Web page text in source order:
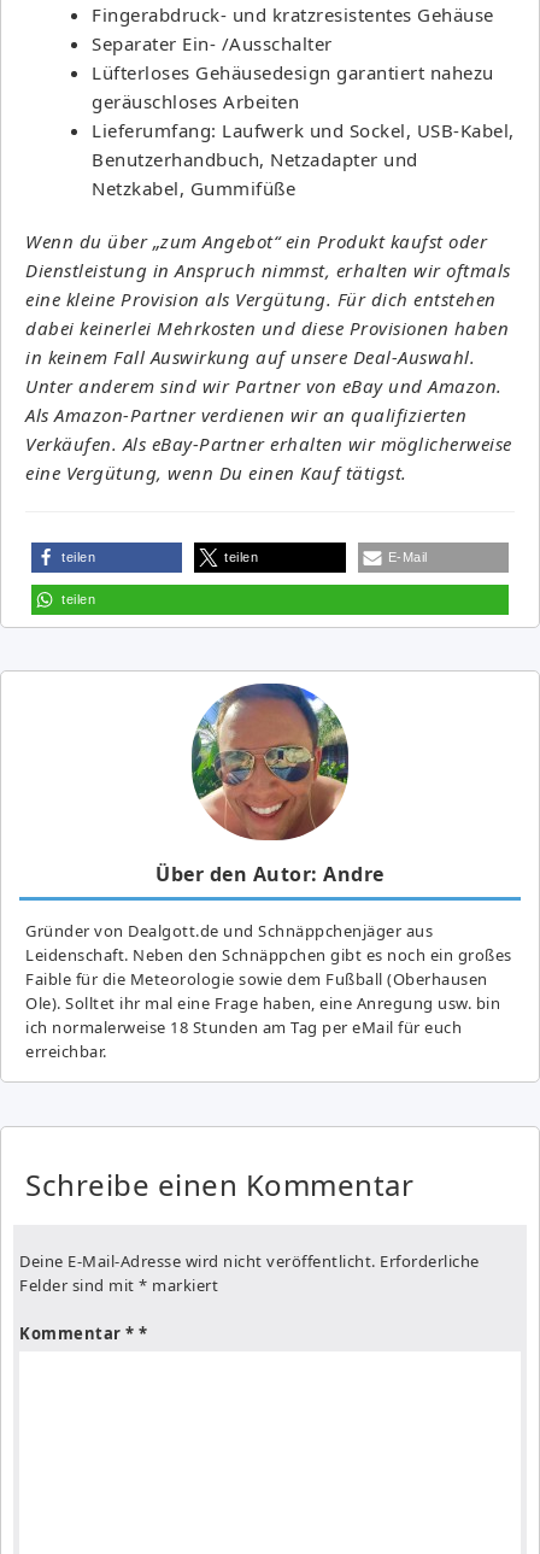
Fingerabdruck- und kratzresistentes Gehäuse
Separater Ein- /Ausschalter
Lüfterloses Gehäusedesign garantiert nahezu
geräuschloses Arbeiten
Lieferumfang: Laufwerk und Sockel, USB-Kabel,
Benutzerhandbuch, Netzadapter und
Netzkabel, Gummifüße
Wenn du über „zum Angebot“ ein Produkt kaufst oder
Dienstleistung in Anspruch nimmst, erhalten wir oftmals
eine kleine Provision als Vergütung. Für dich entstehen
dabei keinerlei Mehrkosten und diese Provisionen haben
in keinem Fall Auswirkung auf unsere Deal-Auswahl.
Unter anderem sind wir Partner von eBay und Amazon.
Als Amazon-Partner verdienen wir an qualifizierten
Verkäufen. Als eBay-Partner erhalten wir möglicherweise
eine Vergütung, wenn Du einen Kauf tätigst.
teilen teilen E-Mail
teilen
Über den Autor: Andre
Gründer von Dealgott.de und Schnäppchenjäger aus
Leidenschaft. Neben den Schnäppchen gibt es noch ein großes
Fai­ble für die Meteorologie sowie dem Fußball (Oberhausen
Ole). Solltet ihr mal eine Frage haben, eine Anregung usw. bin
ich normalerweise 18 Stunden am Tag per eMail für euch
erreichbar.
Schreibe einen Kommentar
Deine E-Mail-Adresse wird nicht veröffentlicht. Erforderliche
Felder sind mit * markiert
Kommentar *